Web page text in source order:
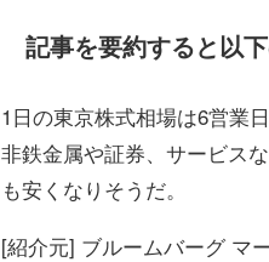
記事を要約すると以下
1日の東京株式相場は6営業
非鉄金属や証券、サービス
も安くなりそうだ。
[紹介元] ブルームバーグ マ